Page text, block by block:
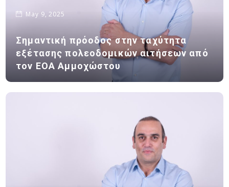
May 9, 2025
Σημαντική πρόοδος στην ταχύτητα
εξέτασης πολεοδομικών αιτήσεων από
τον ΕΟΑ Αμμοχώστου